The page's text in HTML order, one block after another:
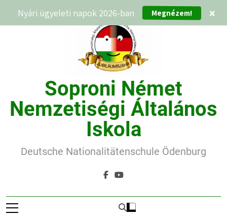
Soproni Német
Nemzetiségi Általános
Iskola
Deutsche Nationalitätenschule Ödenburg
Nyári ügyeleti napok 2026-ban Megnézem! ×